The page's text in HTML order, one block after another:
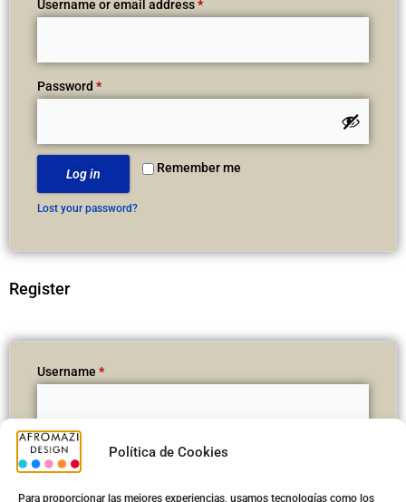
Política de Cookies
Para proporcionar las mejores experiencias, usamos tecnologías como los
Username or email address*
Password *
Remember me
Log in
Lost your password?
Register
Username *
Email address*